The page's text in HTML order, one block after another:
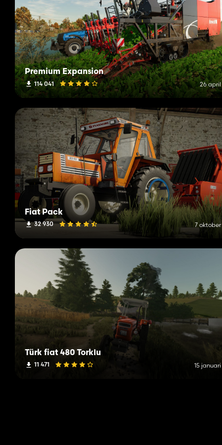
Premium Expansion
114 041 26 april
Fiat Pack
32 930 7
Türk fiat 480 Torklu
11 471 15